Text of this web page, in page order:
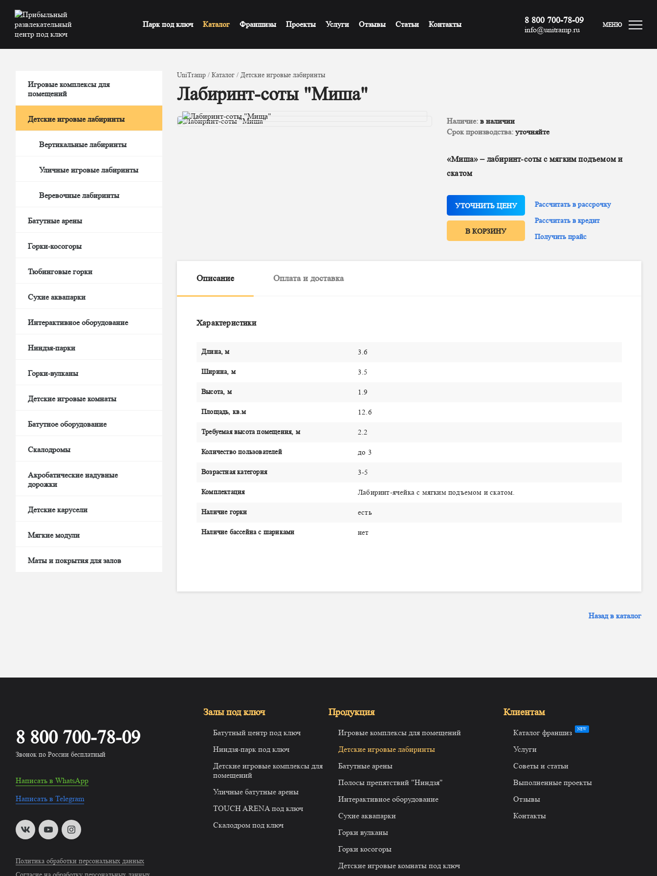
Парк под ключ Каталог Франшизы Проекты Услуги Отзывы Статьи Контакты 8 800 700-78-09
info@unitramp.ru МЕНЮ
Игровые комплексы для
помещений
Детские игровые лабиринты
Вертикальные лабиринты
Уличные игровые лабиринты
Веревочные лабиринты
Батутные арены
Горки-косогоры
Тюбинговые горки
Сухие аквапарки
Интерактивное оборудование
Ниндзя-парки
Горки-вулканы
Детские игровые комнаты
Батутное оборудование
Скалодромы
Акробатические надувные
дорожки
Детские карусели
Мягкие модули
Маты и покрытия для залов
UniTramp Каталог Детские игровые лабиринты
Лабиринт-соты "Миша"
Наличие: в наличии
Срок производства: уточняйте
«Миша» – лабиринт-соты с мягким подъемом и
скатом
УТОЧНИТЬ ЦЕНУ
В КОРЗИНУ
Рассчитать в рассрочку
Рассчитать в кредит
Получить прайс
Описание Оплата и доставка
Характеристики
Длина, м 3.6
Ширина, м 3.5
Высота, м 1.9
Площадь, кв.м 12.6
Требуемая высота помещения, м 2.2
Количество пользователей до 3
Возрастная категория 3-5
Комплектация Лабиринт-ячейка с мягким подъемом и скатом.
Наличие горки есть
Наличие бассейна с шариками нет
Назад в каталог
8 800 700-78-09
Звонок по России бесплатный
Написать в WhatsApp
Написать в Telegram
Политика обработки персональных данных
Залы под ключ
Батутный центр под ключ
Ниндзя-парк под ключ
Детские игровые комплексы для
помещений
Уличные батутные арены
TOUCH ARENA под ключ
Скалодром под ключ
Продукция
Игровые комплексы для помещений
Детские игровые лабиринты
Батутные арены
Полосы препятствий "Ниндзя"
Интерактивное оборудование
Сухие аквапарки
Горки вулканы
Горки косогоры
Детские игровые комнаты под ключ
Клиентам
Каталог франшиз NEW
Услуги
Советы и статьи
Выполненные проекты
Отзывы
Контакты